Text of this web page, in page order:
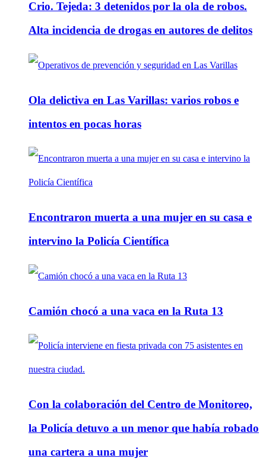
Crio. Tejeda: 3 detenidos por la ola de robos.
Alta incidencia de drogas en autores de delitos
Ola delictiva en Las Varillas: varios robos e
intentos en pocas horas
Encontraron muerta a una mujer en su casa e
intervino la Policía Científica
Camión chocó a una vaca en la Ruta 13
Con la colaboración del Centro de Monitoreo,
la Policía detuvo a un menor que había robado
una cartera a una mujer